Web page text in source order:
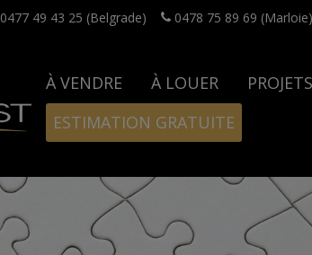
0477 49 43 25 (Belgrade) 0478 75 89 69 (Marloie)
À VENDRE À LOUER PROJETS
ESTIMATION GRATUITE